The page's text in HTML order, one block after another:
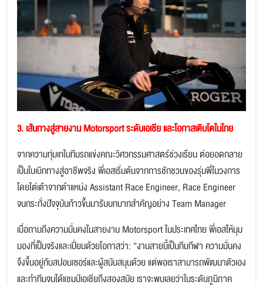
3. เส้นทางสู่สายงาน Motorsport ระดับเอเชีย และโอกาสเติบโตในไทย
จากความทุ่มเทในทีมรถแข่งคณะวิศวกรรมศาสตร์ช่วงเรียน ต่อยอดกลาย
เป็นใบเบิกทางสู่อาชีพจริง พี่เอสเริ่มต้นจากการชักชวนของรุ่นพี่ในวงการ
โดยไต่เต้าจากตำแหน่ง Assistant Race Engineer, Race Engineer
จนกระทั่งปัจจุบันก้าวขึ้นมารับบทบาทสำคัญอย่าง Team Manager
เมื่อถามถึงความมั่นคงในสายงาน Motorsport ในประเทศไทย พี่เอสให้มุม
มองที่เป็นจริงและเปี่ยมด้วยโอกาสว่า: “งานสายนี้เป็นทีมกีฬา ความมั่นคง
จึงขึ้นอยู่กับสปอนเซอร์และผู้สนับสนุนด้วย แต่พอเราสามารถพัฒนาตัวเอง
และทำทีมจนได้แชมป์เอเชียถึงสองสมัย เราจะพบเลยว่าในระดับภูมิภาค